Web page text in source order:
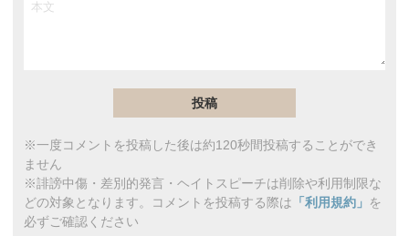
※一度コメントを投稿した後は約120秒間投稿することができ
ません
※誹謗中傷・差別的発言・ヘイトスピーチは削除や利用制限な
どの対象となります。コメントを投稿する際は 「利用規約」 を
必ずご確認ください